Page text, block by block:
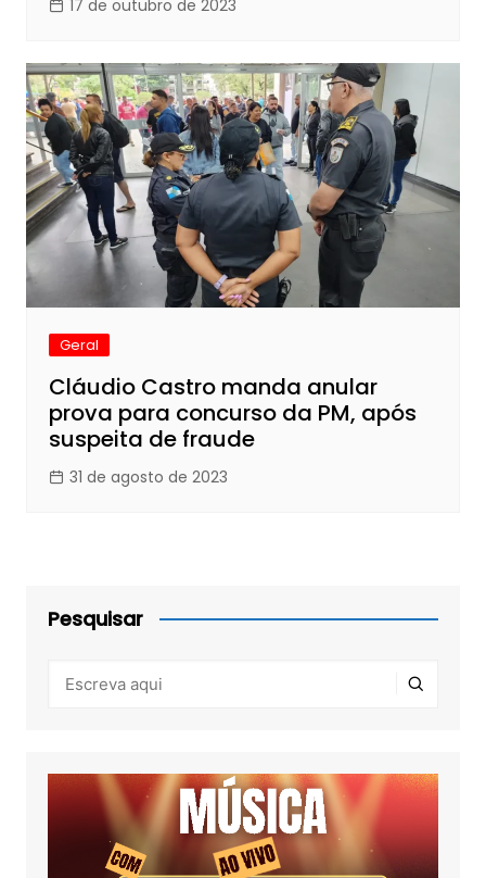
17 de outubro de 2023
Geral
Cláudio Castro manda anular
prova para concurso da PM, após
suspeita de fraude
31 de agosto de 2023
Pesquisar